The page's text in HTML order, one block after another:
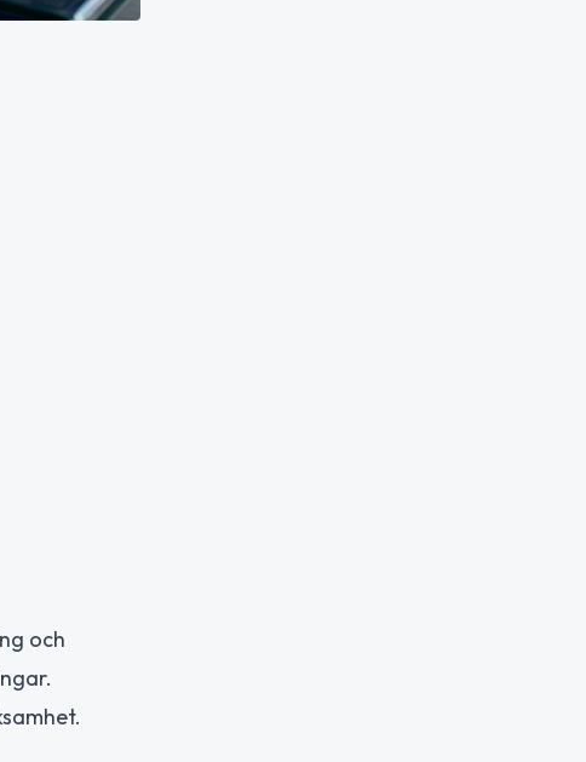
och